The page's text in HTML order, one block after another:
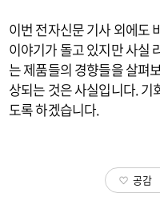
이번 전자신문 기사 외에도
이야기가 돌고 있지만 사실
는 제품들의 경향들을 살펴
상되는 것은 사실입니다. 기
도록 하겠습니다.
공감